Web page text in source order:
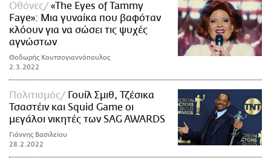
Οθόνες
«The Eyes of Tammy
Faye»: Μια γυναίκα που βαφόταν
κλόουν για να σώσει τις ψυχές
αγνώστων
Θοδωρής Κουτσογιαννόπουλος
2.3.2022
Πολιτισμός
Γουίλ Σμιθ, Τζέσικα
Τσαστέιν και Squid Game οι
μεγάλοι νικητές των SAG AWARDS
Γιάννης Βασιλείου
28.2.2022